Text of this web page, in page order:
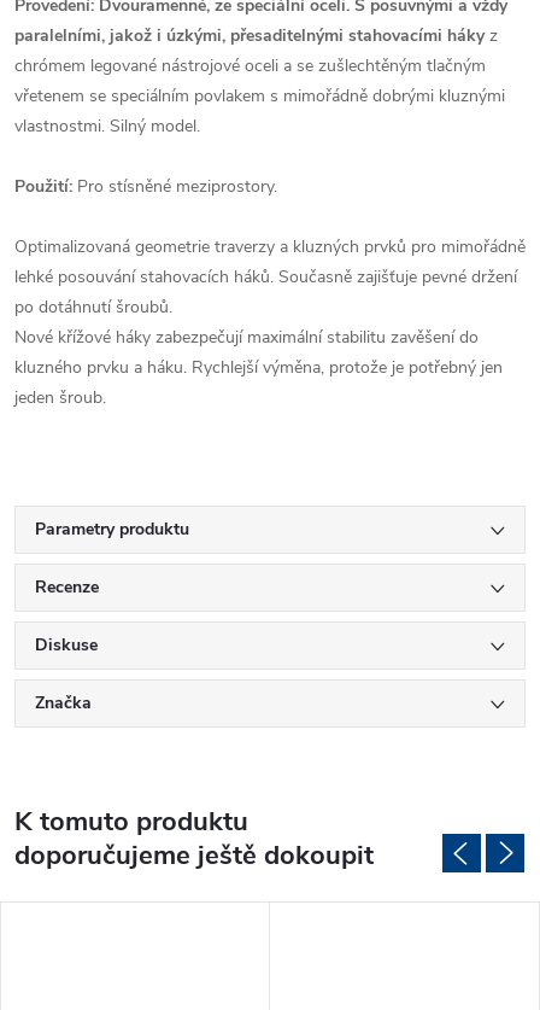
Provedení: Dvouramenné, ze speciální oceli. S posuvnými a vždy
paralelními, jakož i úzkými, přesaditelnými stahovacími hákyz
chrómem legované nástrojové oceli a se zušlechtěným tlačným
vřetenem se speciálním povlakem s mimořádně dobrými kluznými
vlastnostmi. Silný model.
Použití: Pro stísněné meziprostory.
Optimalizovaná geometrie traverzy a kluzných prvků pro mimořádně
lehké posouvání stahovacích háků. Současně zajišťuje pevné držení
po dotáhnutí šroubů.
Nové křížové háky zabezpečují maximální stabilitu zavěšení do
kluzného prvku a háku. Rychlejší výměna, protože je potřebný jen
jeden šroub.
Parametry produktu
Recenze
Diskuse
Značka
K tomuto produktu
doporučujeme ještě dokoupit